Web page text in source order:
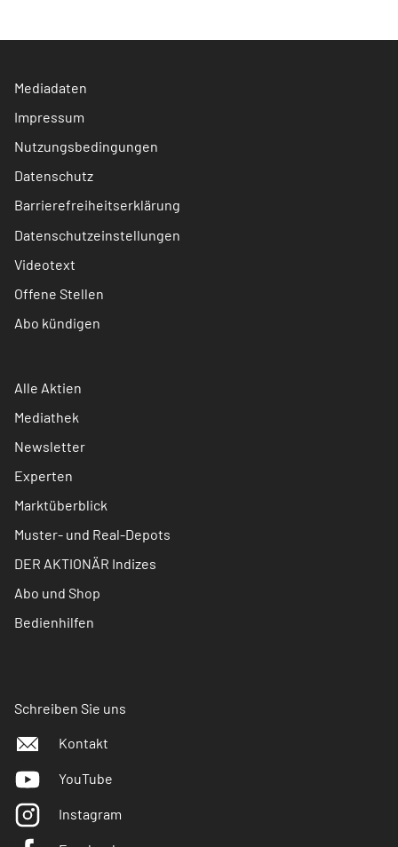
Mediadaten
Impressum
Nutzungsbedingungen
Datenschutz
Barrierefreiheitserklärung
Datenschutzeinstellungen
Videotext
Offene Stellen
Abo kündigen
Alle Aktien
Mediathek
Newsletter
Experten
Marktüberblick
Muster- und Real-Depots
DER AKTIONÄR Indizes
Abo und Shop
Bedienhilfen
Schreiben Sie uns
Kontakt
YouTube
Instagram